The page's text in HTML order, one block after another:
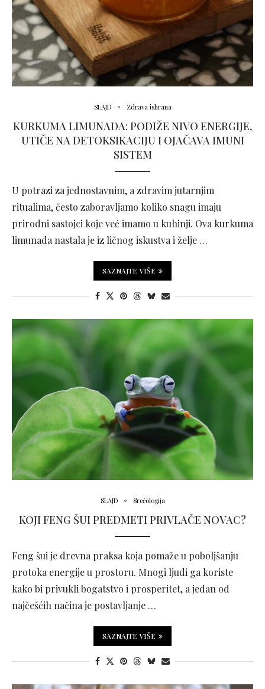
SLAJD Zdrava ishrana
KURKUMA LIMUNADA: PODIŽE NIVO ENERGIJE,
UTIČE NA DETOKSIKACIJU I OJAČAVA IMUNI
SISTEM
U potrazi za jednostavnim, a zdravim jutarnjim
ritualima, često zaboravljamo koliko snagu imaju
prirodni sastojci koje već imamo u kuhinji. Ova kurkuma
limunada nastala je iz ličnog iskustva i želje …
SAZNAJTE VIŠE
SLAJD Srećologija
KOJI FENG ŠUI PREDMETI PRIVLAČE NOVAC?
Feng šui je drevna praksa koja pomaže u poboljšanju
protoka energije u prostoru. Mnogi ljudi ga koriste
kako bi privukli bogatstvo i prosperitet, a jedan od
najčešćih načina je postavljanje …
SAZNAJTE VIŠE